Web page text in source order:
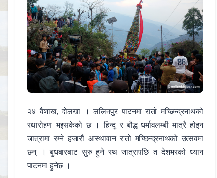
२४ वैशाख, दोलखा । ललितपुर पाटनमा रातो मच्छिन्द्रनाथको
रथारोहण भइसकेको छ । हिन्दु र बौद्ध धर्मावलम्बी मात्रै होइन
जात्रामा रम्ने हजारौं आस्थावान रातो मच्छिन्द्रनाथको उत्सवमा
छन् । बुधबारबाट सुरु हुने रथ जात्रापछि त देशभरको ध्यान
पाटनमा हुनेछ ।